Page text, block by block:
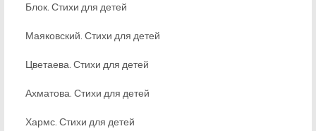
Блок. Стихи для детей
Маяковский. Стихи для детей
Цветаева. Стихи для детей
Ахматова. Стихи для детей
Хармс. Стихи для детей